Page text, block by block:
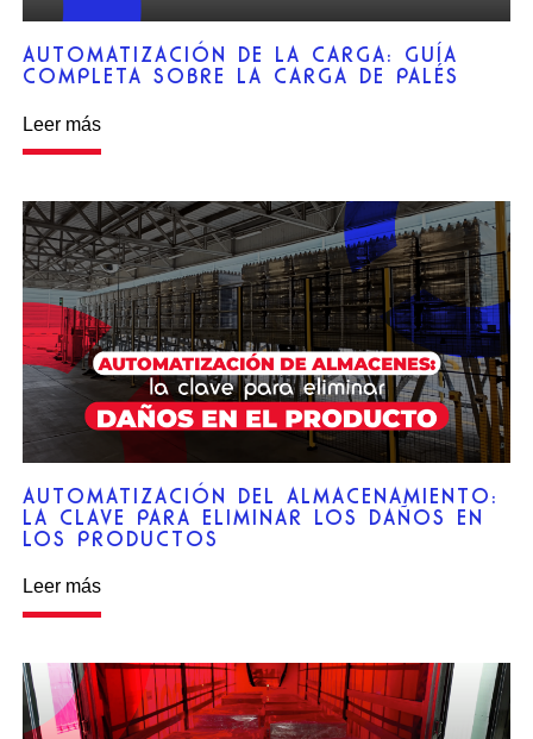
AUTOMATIZACIÓN DE LA CARGA: GUÍA
COMPLETA SOBRE LA CARGA DE PALÉS
Leer más
AUTOMATIZACIÓN DEL ALMACENAMIENTO:
LA CLAVE PARA ELIMINAR LOS DAÑOS EN
LOS PRODUCTOS
Leer más